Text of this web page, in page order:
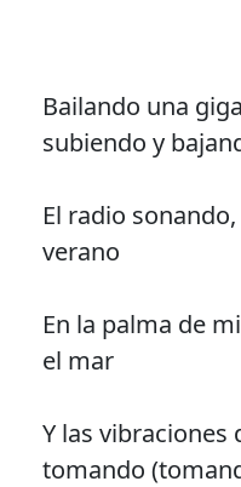
Bailando una
subiendo y
El radio
verano
En la palma de
el mar
Y las vibraciones
tomando